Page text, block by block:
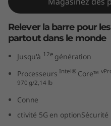
p
o
n
Relever la barre pour
partout dans le monde
Jusqu'à 12e génération
Processeurs Intel® Core™
970 g/2,14 lb
Conne
ctivité 5G en